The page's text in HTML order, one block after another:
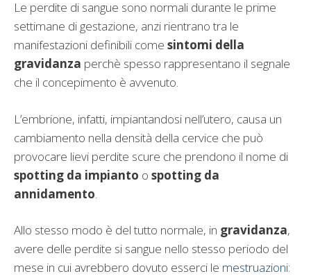
Le perdite di sangue sono normali durante le prime
settimane di gestazione, anzi rientrano tra le
manifestazioni definibili come sintomi della
gravidanza perchè spesso rappresentano il segnale
che il concepimento è avvenuto.
L’embrione, infatti, impiantandosi nell’utero, causa un
cambiamento nella densità della cervice che può
provocare lievi perdite scure che prendono il nome di
spotting da impianto o spotting da
annidamento
Allo stesso modo è del tutto normale, in gravidanza,
avere delle perdite si sangue nello stesso periodo del
mese in cui avrebbero dovuto esserci le mestruazioni: